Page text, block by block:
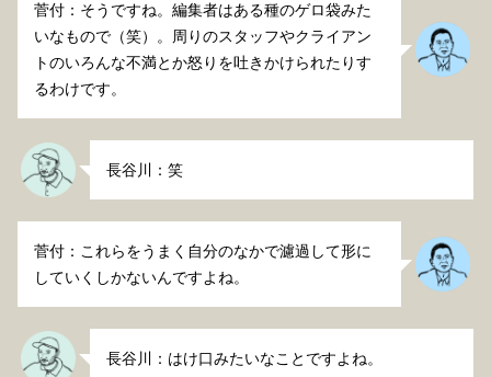
菅付：そうですね。編集者はある種のゲロ袋みた
いなもので（笑）。周りのスタッフやクライアン
トのいろんな不満とか怒りを吐きかけられたりす
るわけです。
長谷川：笑
菅付：これらをうまく自分のなかで濾過して形に
していくしかないんですよね。
長谷川：はけ口みたいなことですよね。